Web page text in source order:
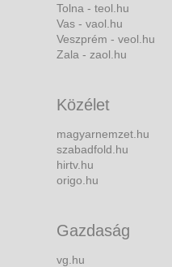
Tolna - teol.hu
Vas - vaol.hu
Veszprém - veol.hu
Zala - zaol.hu
Közélet
magyarnemzet.hu
szabadfold.hu
hirtv.hu
origo.hu
Gazdaság
vg.hu